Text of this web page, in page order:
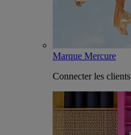
Marque Mercure
Connecter les